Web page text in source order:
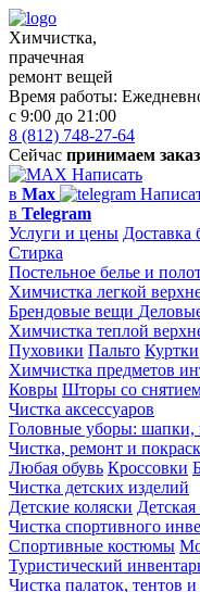
Химчистка,
прачечная
ремонт вещей
Время работы:
с 9:00 до 21:00
8 (812) 748-27-64
Сейчас принимаем
Написать
в Max
в Telegram
Услуги и цены Доставка
Стирка
Постельное белье и
Химчистка легкой
Брендовые вещи
Химчистка теплой
Пуховики Пальто Куртки
Химчистка предметов
Ковры Шторы со снятием
Чистка аксессуаров
Головные уборы:
Чистка, ремонт и
Любая обувь Кроссовки
Чистка детских изделий
Детские коляски
Чистка спортивного
Спортивные костюмы
Туристический
Чистка палаток, тентов